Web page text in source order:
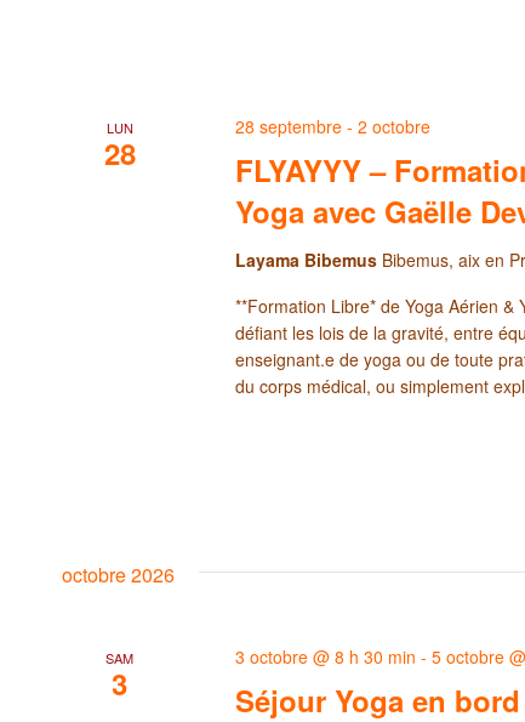
LUN
28
FLYAYYY –
Yoga avec Gaëlle
28 septembre -2 octobre
Layama Bibemus Bibemus, aix en
**Formation Libre* de Yoga Aérien &
défiant les lois de la gravité, entre
enseignant.e de yoga ou de toute
du corps médical, ou simplement
octobre 2026
SAM
3 Séjour Yoga en
3 octobre @ 8 h 30 min -5 octobre